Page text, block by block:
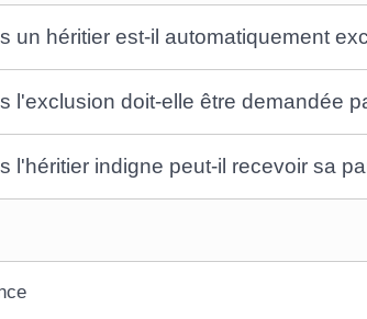
un héritier est-il automatiquement
l'exclusion doit-elle être demandée
l'héritier indigne peut-il recevoir sa